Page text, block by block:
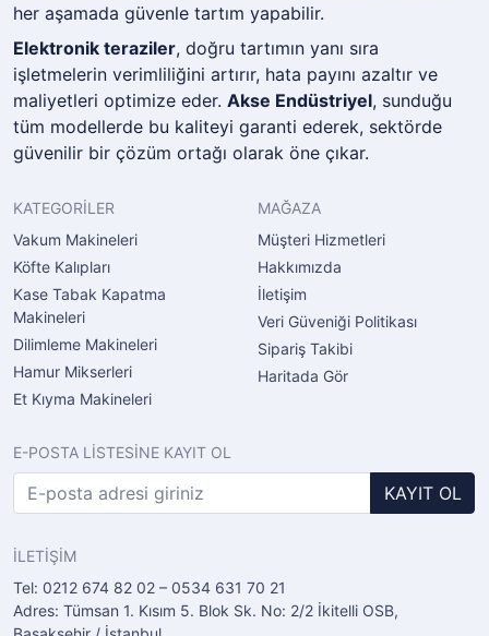
her aşamada güvenle tartım yapabilir.
Elektronik teraziler, doğru tartımın yanı sıra
işletmelerin verimliliğini artırır, hata payını azaltır ve
maliyetleri optimize eder. Akse Endüstriyel, sunduğu
tüm modellerde bu kaliteyi garanti ederek, sektörde
güvenilir bir çözüm ortağı olarak öne çıkar.
KATEGORİLER
Vakum Makineleri
Köfte Kalıpları
Kase Tabak Kapatma
Makineleri
Dilimleme Makineleri
Hamur Mikserleri
Et Kıyma Makineleri
MAĞAZA
Müşteri Hizmetleri
Hakkımızda
İletişim
Veri Güveniği Politikası
Sipariş Takibi
Haritada Gör
E-POSTA LİSTESİNE KAYIT OL
KAYIT OL
İLETİŞİM
Tel: 0212 674 82 02 – 0534 631 70 21
Adres: Tümsan 1. Kısım 5. Blok Sk. No: 2/2 İkitelli OSB,